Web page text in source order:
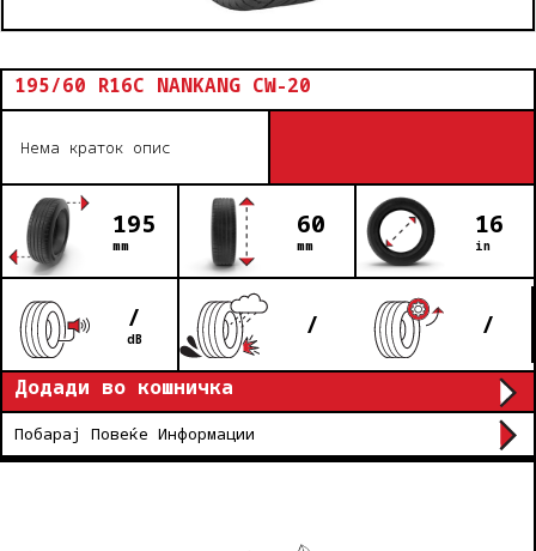
195/60 R16C NANKANG CW-20
Нема краток опис
195
mm
60
mm
16
in
/
dB / /
Додади во кошничка
Побарај Повеќе Информации